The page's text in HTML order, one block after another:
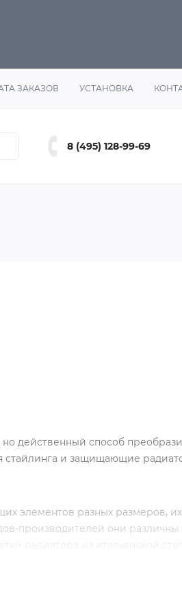
ЗАКАЗОВ УСТАНОВКА
8 (495) 128-99-69
действенный способ
стайлинга и защищающие
элементов разных размеров,
производителей они